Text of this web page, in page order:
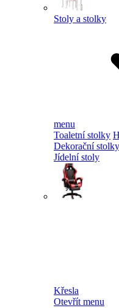
Stoly a stolky
menu
Toaletní stolky
Dekorační stolky
Jídelní stoly
Křesla
Otevřít menu